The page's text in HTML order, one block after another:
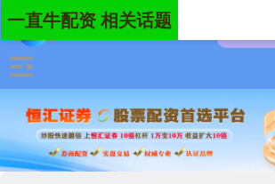
一直牛配资 相关话题